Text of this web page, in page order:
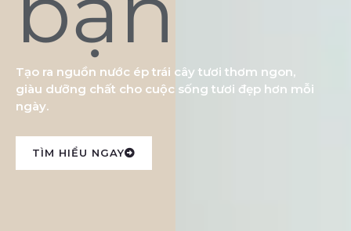
Tạo ra nguồn nước ép trái cây tươi thơm ngon,
giàu dưỡng chất cho cuộc sống tươi đẹp hơn mỗi
ngày.
TÌM HIỂU NGAY